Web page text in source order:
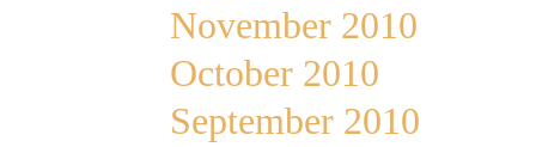
November 2010
October 2010
September 2010